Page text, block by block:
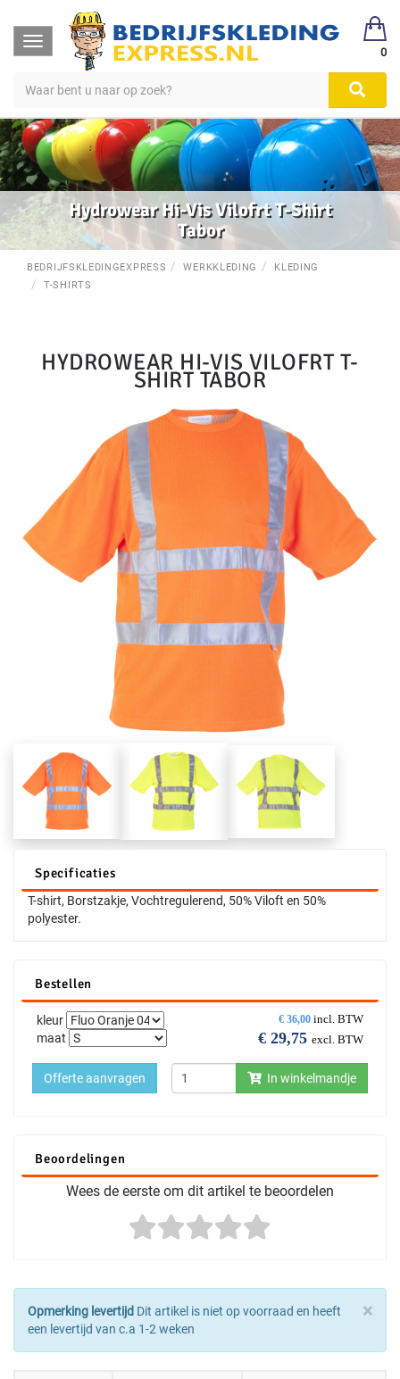
Toggle
navigation
0
Hydrowear Hi-Vis Vilofrt T-Shirt
Tabor
BEDRIJFSKLEDINGEXPRESS WERKKLEDING
KLEDING
T-SHIRTS
HYDROWEAR HI-VIS VILOFRT T-
SHIRT TABOR
Specificaties
T-shirt, Borstzakje, Vochtregulerend, 50% Viloft en 50%
polyester.
Bestellen
€ 36,00 incl. BTW
€ 29,75 excl. BTW
kleur
maat
In winkelmandje
Offerte aanvragen
Beoordelingen
Wees de eerste om dit artikel te beoordelen
×
Opmerking levertijd Dit artikel is niet op voorraad en heeft
een levertijd van c.a 1-2 weken